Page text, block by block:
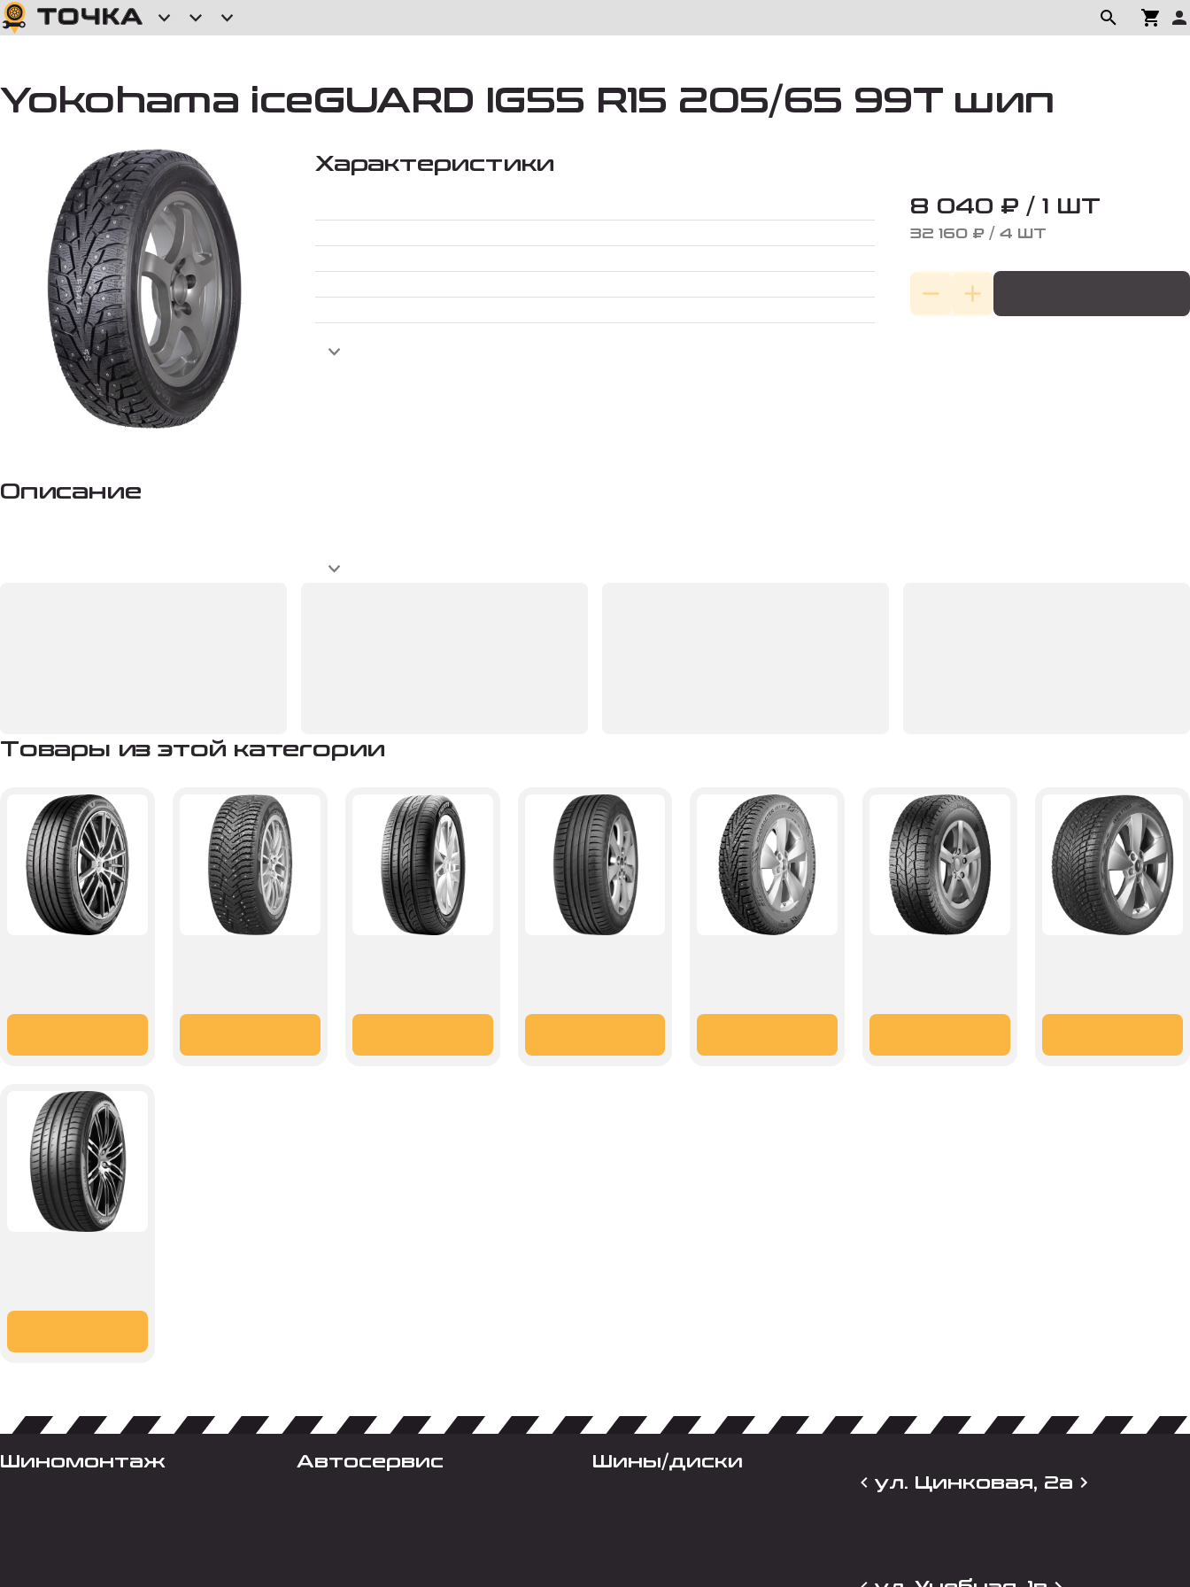
Yokohama iceGUARD IG55 R15 205/65 99T шип
Характеристики
8 040 ₽ / 1 ШТ
32 160 ₽ / 4 ШТ
Описание
Товары из этой категории
Шиномонтаж Автосервис
Шины/диски
ул. Цинковая, 2а